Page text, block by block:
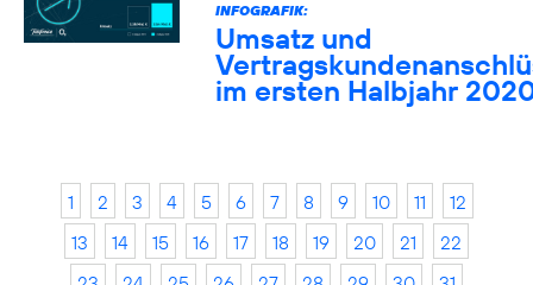
INFOGRAFIK:
Umsatz und
im ersten Halbjahr
1 2 3 4 5 6 7 8 9 10 11
12
13
14 15 16 17 18 19 20 21
22